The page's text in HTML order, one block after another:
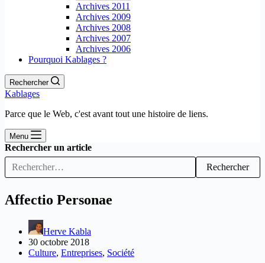
Archives 2011
Archives 2009
Archives 2008
Archives 2007
Archives 2006
Pourquoi Kablages ?
Rechercher
Kablages
Parce que le Web, c'est avant tout une histoire de liens.
Menu
Rechercher un article
Rechercher
Affectio Personae
Herve Kabla
30 octobre 2018
Culture, Entreprises, Société